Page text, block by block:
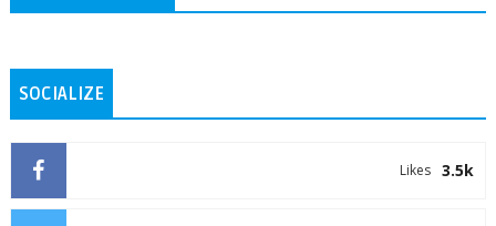
SOCIALIZE
3.5k
Likes